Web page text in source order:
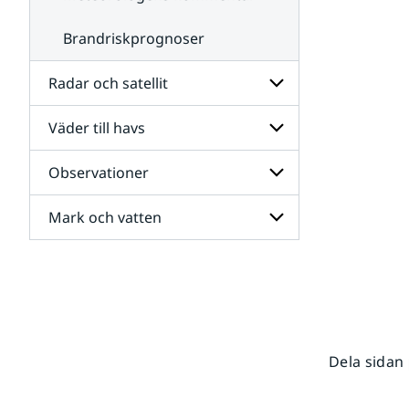
Brandriskprognoser
Radar och satellit
Undersidor
för
Radar
och
satellit
Väder till havs
Undersidor
för
Väder
till
havs
Observationer
Undersidor
för
Mark och vatten
Dela sidan